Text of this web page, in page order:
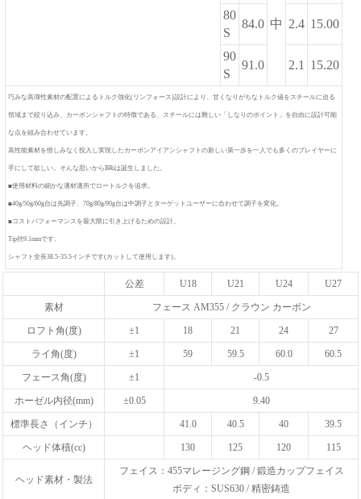
中
80
S
84.0 2.4 15.00
90
S
91.0 2.1 15.20
巧みな高弾性素材の配置によるトルク強化(リンフォース)設計により、甘くなりがちなトルク値をスチールに迫る
領域まで絞り込み、カーボンシャフトの特徴である、スチールには難しい「しなりのポイント」を自由に設計可能
な点を組み合わせています。
高性能素材を惜しみなく投入し実現したカーボンアイアンシャフトの新しい第一歩を一人でも多くのプレイヤーに
手にして欲しい。そんな思いからBRiは誕生しました。
■使用材料の細かな適材適所でロートルクを追求。
■40g/50g/60g台は先調子、70g/80g/90g台は中調子とターゲットユーザーに合わせて調子を変化。
■コストパフォーマンスを最大限に引き上げるための設計。
Tip径9.1mmです。
シャフト全長38.5-35.5インチです(カットして使用します)。
公差 U18 U21 U24 U27
素材 フェース AM355 / クラウン カーボン
ロフト角(度) ±1 18 21 24 27
ライ角(度) ±1 59 59.5 60.0 60.5
フェース角(度) ±1 -0.5
ホーゼル内径(mm) ±0.05 9.40
標準長さ（インチ） 41.0 40.5 40 39.5
ヘッド体積(cc) 130 125 120 115
ヘッド素材・製法
フェイス：455マレージング鋼 / 鍛造カップフェイス
ボディ：SUS630 / 精密鋳造